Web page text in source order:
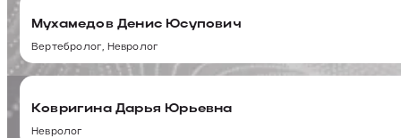
Мухамедов Денис Юсупович
Вертебролог, Невролог
Ковригина Дарья Юрьевна
Невролог